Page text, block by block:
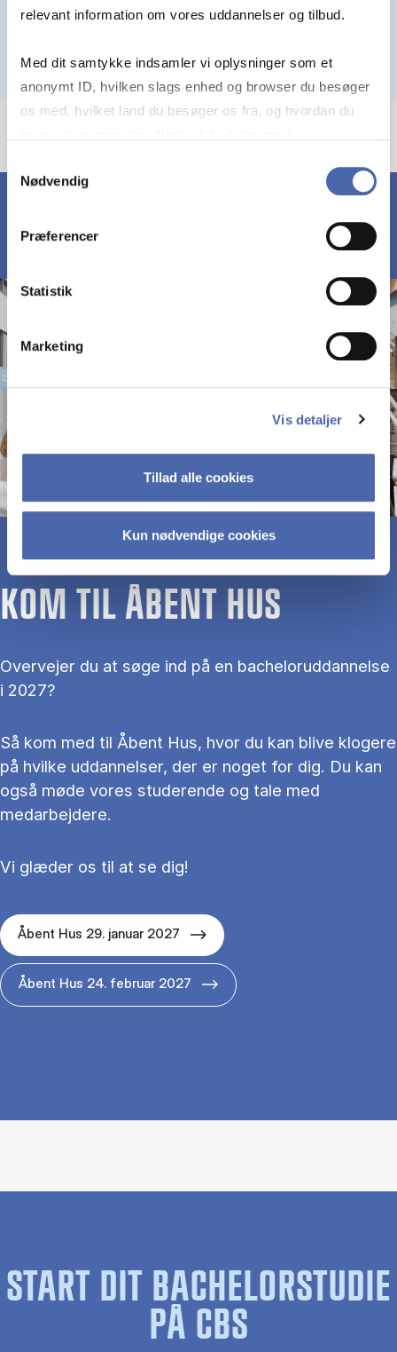
relevant information om vores uddannelser og tilbud.
Med dit samtykke indsamler vi oplysninger som et
anonymt ID, hvilken slags enhed og browser du besøger
os med, hvilket land du besøger os fra, og hvordan du
markedsføring. Du bestemmer selv - og kan altid trække
Nødvendig
Præferencer
Statistik
Marketing
Vis detaljer
Tillad alle cookies
Kun nødvendige cookies
KOM TIL ÅBENT HUS
Overvejer du at søge ind på en bacheloruddannelse
i 2027?
Så kom med til Åbent Hus, hvor du kan blive klogere
på hvilke uddannelser, der er noget for dig. Du kan
også møde vores studerende og tale med
medarbejdere.
Vi glæder os til at se dig!
Åbent Hus 29. januar 2027
Åbent Hus 24. februar 2027
START DIT BACHELORSTUDIE
PÅ CBS